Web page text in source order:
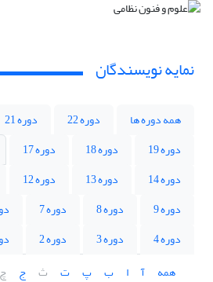
نمایه نویسندگان
همه دوره ها دوره 22 دوره 21
دوره 19
دوره 18 دوره 17
دوره 14
دوره 13 دوره 12
دوره 9
دوره 8 دوره 7
دوره 4
دوره 3 دوره 2
همه
آ ا ب پ ت ث ج چ